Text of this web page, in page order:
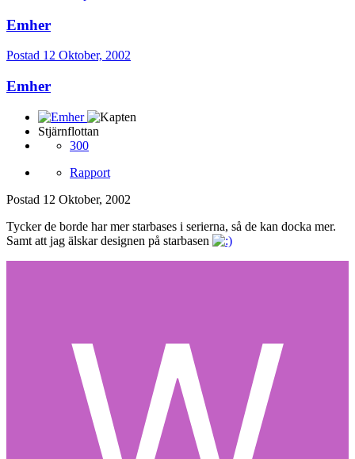
Emher
Postad 12 Oktober, 2002
Emher
Stjärnflottan
300
Rapport
Postad 12 Oktober, 2002
Tycker de borde har mer starbases i serierna, så de kan docka mer.
Samt att jag älskar designen på starbasen